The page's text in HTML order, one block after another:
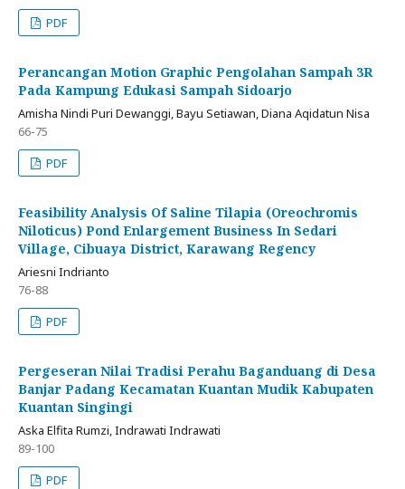
PDF
Perancangan Motion Graphic Pengolahan Sampah 3R
Pada Kampung Edukasi Sampah Sidoarjo
Amisha Nindi Puri Dewanggi, Bayu Setiawan, Diana Aqidatun Nisa
66-75
PDF
Feasibility Analysis Of Saline Tilapia (Oreochromis
Niloticus) Pond Enlargement Business In Sedari
Village, Cibuaya District, Karawang Regency
Ariesni Indrianto
76-88
PDF
Pergeseran Nilai Tradisi Perahu Baganduang di Desa
Banjar Padang Kecamatan Kuantan Mudik Kabupaten
Kuantan Singingi
Aska Elfita Rumzi, Indrawati Indrawati
89-100
PDF